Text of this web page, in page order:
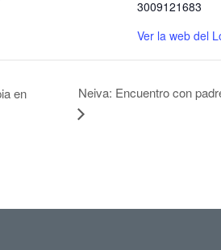
3009121683
Ver la web del
en
Neiva: Encuentro con